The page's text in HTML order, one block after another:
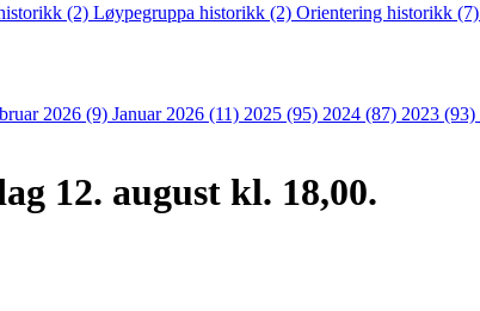
(2) Løypegruppa historikk (2) Orientering historikk (7)
2026 (9) Januar 2026 (11) 2025 (95) 2024 (87) 2023 (93)
12. august kl. 18,00.